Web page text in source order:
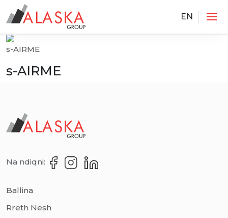
EN
Services
s-AIRME
s-AIRME
Na ndiqni:
Ballina
Rreth Nesh